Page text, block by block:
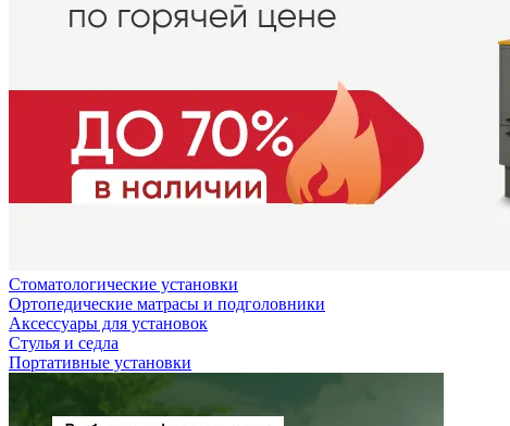
Стоматологические установки
Ортопедические матрасы и подголовники
Аксессуары для установок
Стулья и седла
Портативные установки